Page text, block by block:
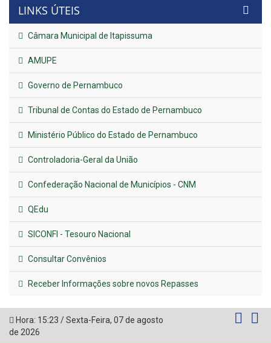
LINKS ÚTEIS
Câmara Municipal de Itapissuma
AMUPE
Governo de Pernambuco
Tribunal de Contas do Estado de Pernambuco
Ministério Público do Estado de Pernambuco
Controladoria-Geral da União
Confederação Nacional de Municípios - CNM
QEdu
SICONFI - Tesouro Nacional
Consultar Convênios
Receber Informações sobre novos Repasses
Hora: 15:23 /Sexta-Feira, 07 de agosto
de 2026